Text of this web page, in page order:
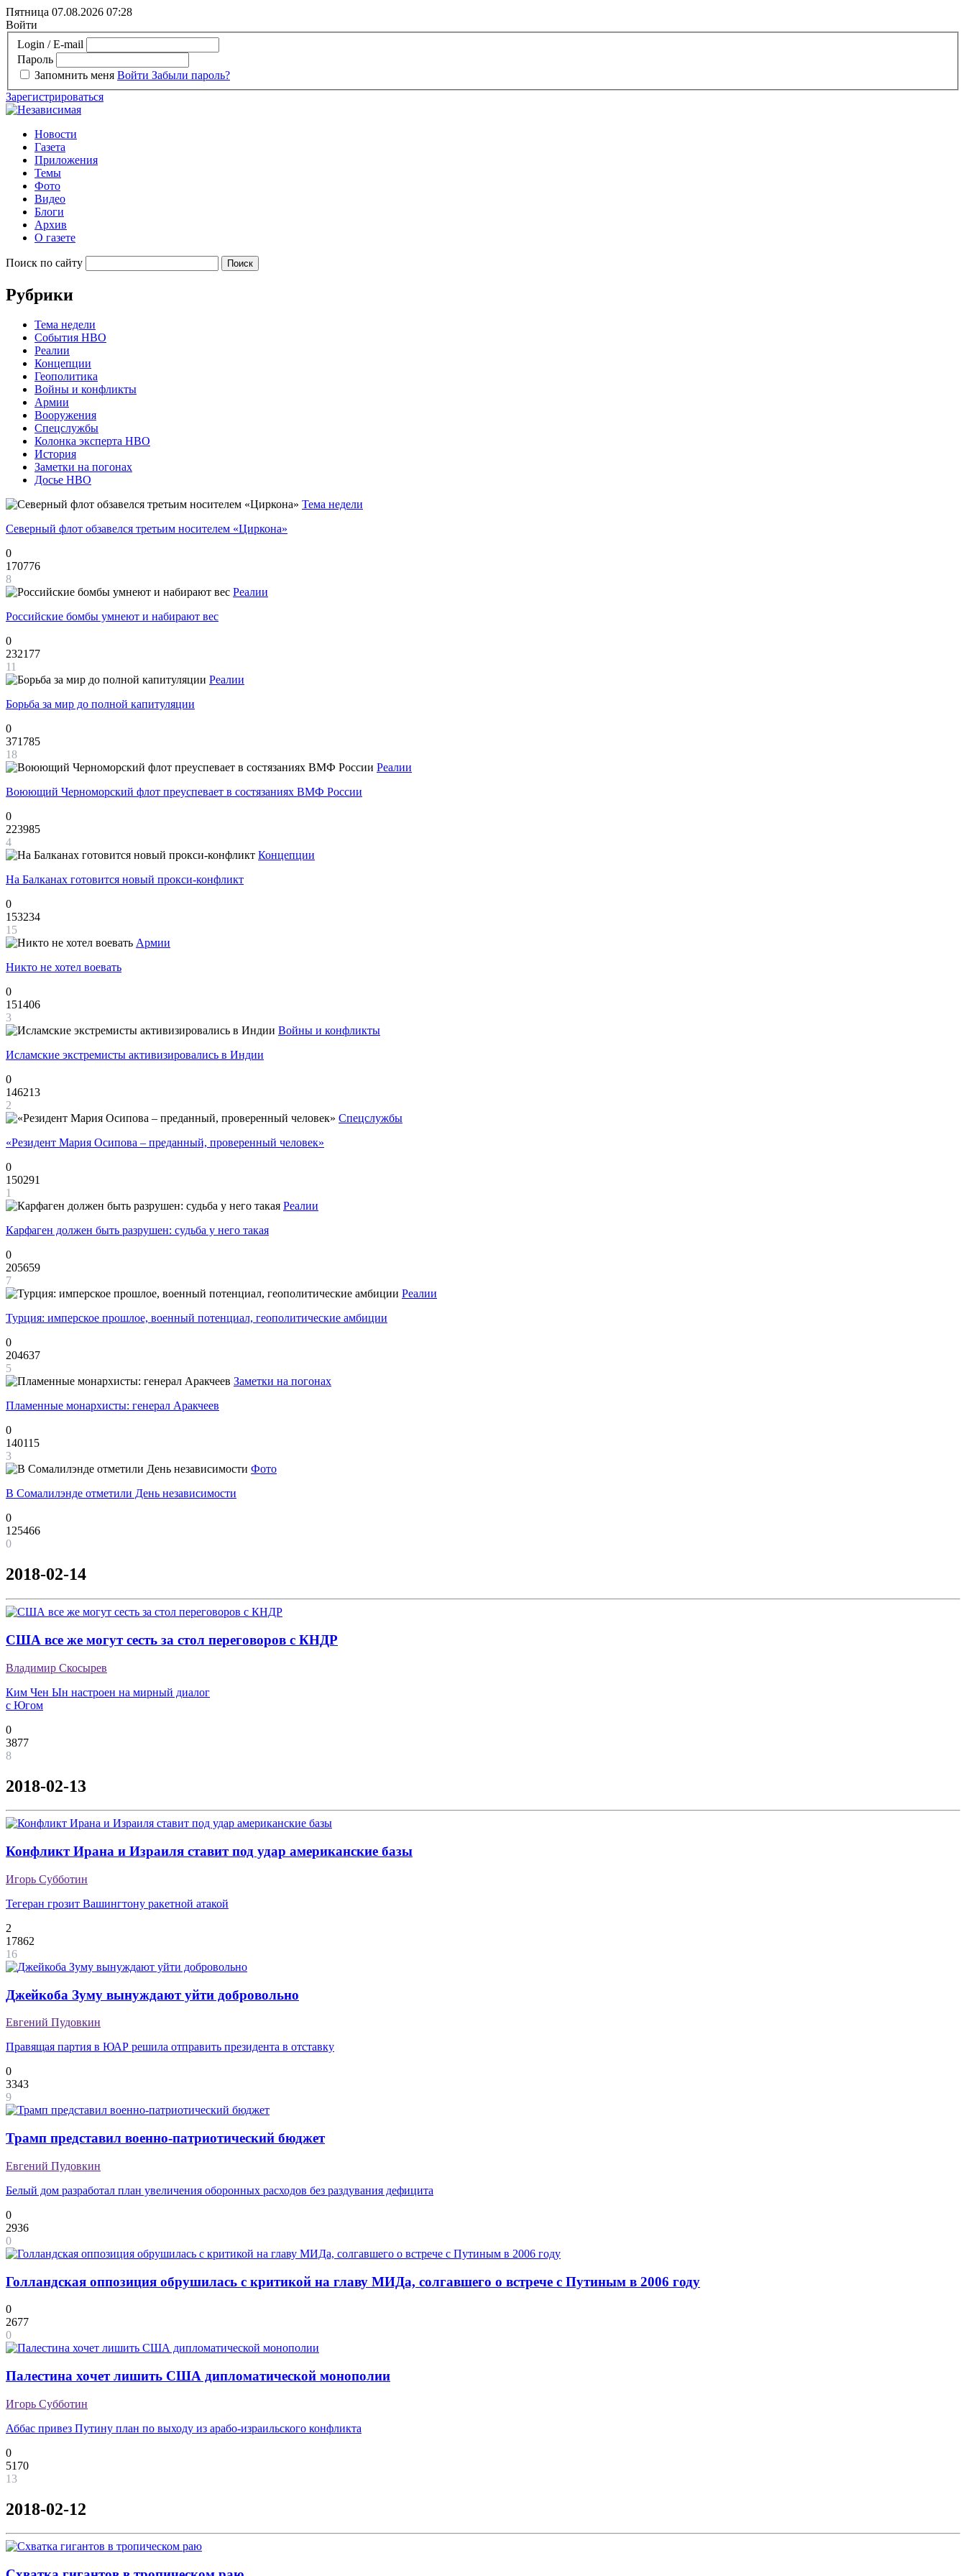
Пятница 07.08.2026 07:28
Войти
Login / E-mail
Пароль
Запомнить меня Войти Забыли пароль?
Зарегистрироваться
Новости
Газета
Приложения
Темы
Фото
Видео
Блоги
Архив
О газете
Поиск по сайту
Рубрики
Тема недели
События НВО
Реалии
Концепции
Геополитика
Войны и конфликты
Армии
Вооружения
Спецслужбы
Колонка эксперта НВО
История
Заметки на погонах
Досье НВО
Тема недели
Северный флот обзавелся третьим носителем «Циркона»
0
170776
8
Реалии
Российские бомбы умнеют и набирают вес
0
232177
11
Реалии
Борьба за мир до полной капитуляции
0
371785
18
Реалии
Воюющий Черноморский флот преуспевает в состязаниях ВМФ России
0
223985
4
Концепции
На Балканах готовится новый прокси-конфликт
0
153234
15
Армии
Никто не хотел воевать
0
151406
3
Войны и конфликты
Исламские экстремисты активизировались в Индии
0
146213
2
Спецслужбы
«Резидент Мария Осипова – преданный, проверенный человек»
0
150291
1
Реалии
Карфаген должен быть разрушен: судьба у него такая
0
205659
7
Реалии
Турция: имперское прошлое, военный потенциал, геополитические амбиции
0
204637
5
Заметки на погонах
Пламенные монархисты: генерал Аракчеев
0
140115
3
Фото
В Сомалилэнде отметили День независимости
0
125466
0
2018-02-14
США все же могут сесть за стол переговоров с КНДР
Владимир Скосырев
Ким Чен Ын настроен на мирный диалог
с Югом
0
3877
8
2018-02-13
Конфликт Ирана и Израиля ставит под удар американские базы
Игорь Субботин
Тегеран грозит Вашингтону ракетной атакой
2
17862
16
Джейкоба Зуму вынуждают уйти добровольно
Евгений Пудовкин
Правящая партия в ЮАР решила отправить президента в отставку
0
3343
9
Трамп представил военно-патриотический бюджет
Евгений Пудовкин
Белый дом разработал план увеличения оборонных расходов без раздувания дефицита
0
2936
0
Голландская оппозиция обрушилась с критикой на главу МИДа, солгавшего о встрече с Путиным в 2006 году
0
2677
0
Палестина хочет лишить США дипломатической монополии
Игорь Субботин
Аббас привез Путину план по выходу из арабо-израильского конфликта
0
5170
13
2018-02-12